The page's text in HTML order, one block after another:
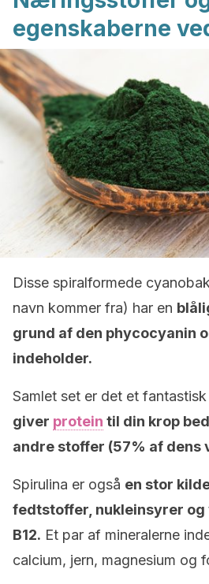
egenskaberne
Disse spiralformede
navn kommer fra) har en
grund af den phycocyanin
indeholder.
Samlet set er det et
giver protein til din krop
andre stoffer (57% af
Spirulina er også en stor
fedtstoffer, nukleinsyrer og
B12. Et par af mineralerne
calcium, jern, magnesium og